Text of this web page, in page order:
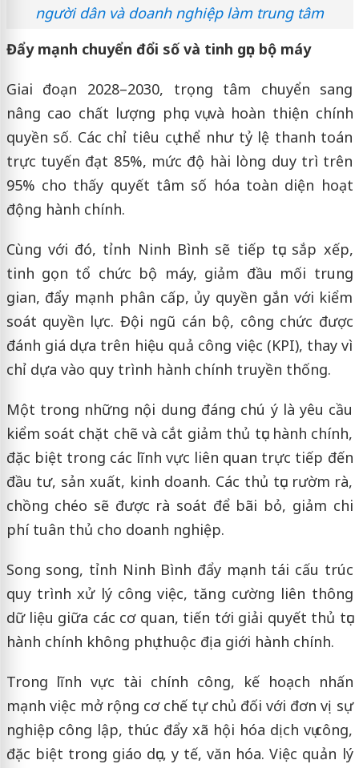
người dân và doanh nghiệp làm trung tâm
Đẩy mạnh chuyển đổi số và tinh gọn bộ máy
Giai đoạn 2028–2030, trọng tâm chuyển sang
nâng cao chất lượng phục vụ và hoàn thiện chính
quyền số. Các chỉ tiêu cụ thể như tỷ lệ thanh toán
trực tuyến đạt 85%, mức độ hài lòng duy trì trên
95% cho thấy quyết tâm số hóa toàn diện hoạt
động hành chính.
Cùng với đó, tỉnh Ninh Bình sẽ tiếp tục sắp xếp,
tinh gọn tổ chức bộ máy, giảm đầu mối trung
gian, đẩy mạnh phân cấp, ủy quyền gắn với kiểm
soát quyền lực. Đội ngũ cán bộ, công chức được
đánh giá dựa trên hiệu quả công việc (KPI), thay vì
chỉ dựa vào quy trình hành chính truyền thống.
Một trong những nội dung đáng chú ý là yêu cầu
kiểm soát chặt chẽ và cắt giảm thủ tục hành chính,
đặc biệt trong các lĩnh vực liên quan trực tiếp đến
đầu tư, sản xuất, kinh doanh. Các thủ tục rườm rà,
chồng chéo sẽ được rà soát để bãi bỏ, giảm chi
phí tuân thủ cho doanh nghiệp.
Song song, tỉnh Ninh Bình đẩy mạnh tái cấu trúc
quy trình xử lý công việc, tăng cường liên thông
dữ liệu giữa các cơ quan, tiến tới giải quyết thủ tục
hành chính không phụ thuộc địa giới hành chính.
Trong lĩnh vực tài chính công, kế hoạch nhấn
mạnh việc mở rộng cơ chế tự chủ đối với đơn vị sự
nghiệp công lập, thúc đẩy xã hội hóa dịch vụ công,
đặc biệt trong giáo dục, y tế, văn hóa. Việc quản lý